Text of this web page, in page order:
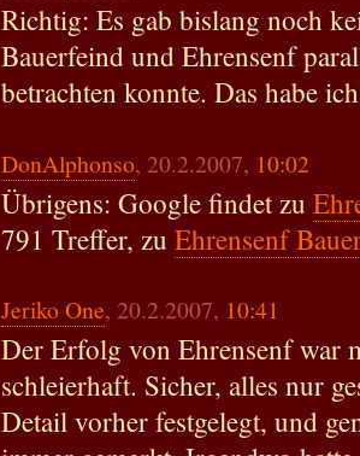
Richtig: Es gab bislang noch
Bauerfeind und Ehrensenf
betrachten konnte. Das habe
DonAlphonso, 20.2.2007, 10:02
Übrigens: Google findet zu
791 Treffer, zu Ehrensenf
Jeriko One, 20.2.2007, 10:41
Der Erfolg von Ehrensenf war
schleierhaft. Sicher, alles nur
Detail vorher festgelegt, und